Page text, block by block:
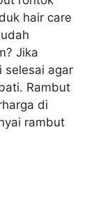
hair care
Jika
selesai agar
Rambut
di
rambut